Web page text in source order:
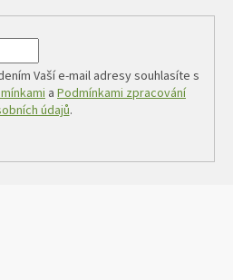
Vaší e-mail adresy souhlasíte s
a Podmínkami zpracování
údajů.